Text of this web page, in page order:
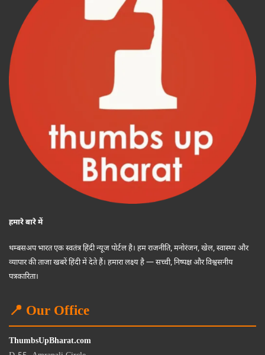
हमारे बारे में
थम्बसअप भारत एक स्वतंत्र हिंदी न्यूज पोर्टल है। हम राजनीति, मनोरंजन, खेल, स्वास्थ्य और
व्यापार की ताजा खबरें हिंदी में देते हैं। हमारा लक्ष्य है — सच्ची, निष्पक्ष और विश्वसनीय
पत्रकारिता।
📍 Our Office
ThumbsUpBharat.com